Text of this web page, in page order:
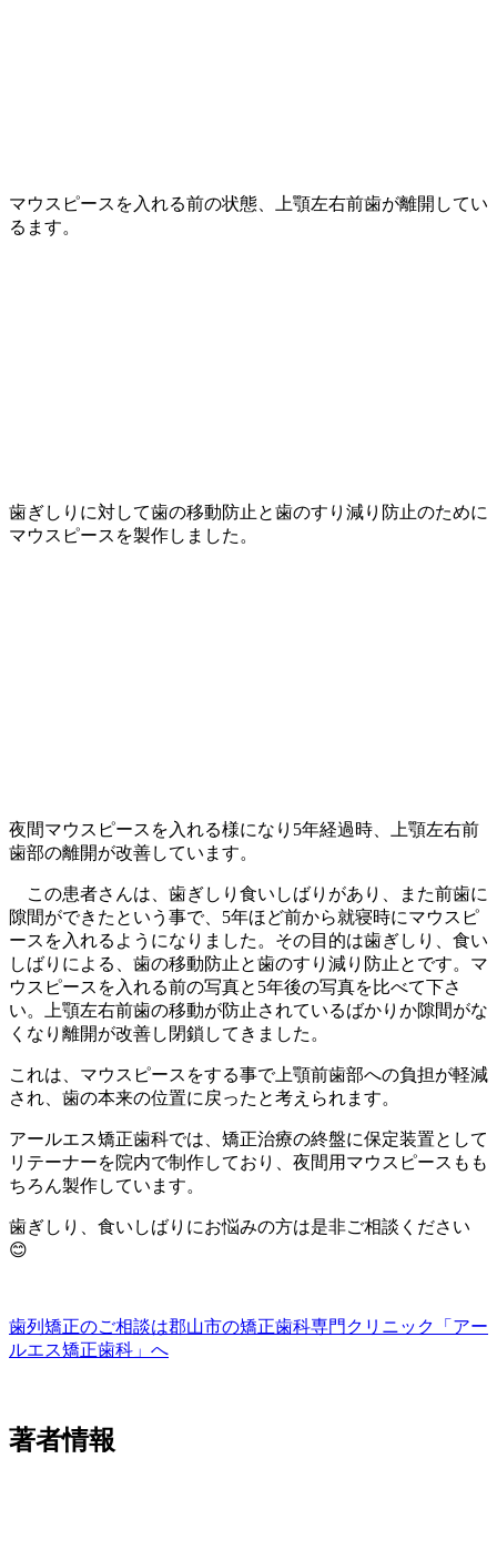
マウスピースを入れる前の状態、上顎左右前歯が離開してい
るます。
歯ぎしりに対して歯の移動防止と歯のすり減り防止のために
マウスピースを製作しました。
夜間マウスピースを入れる様になり 5年経過時、上顎左右前
歯部の離開が改善しています。
この患者さんは、歯ぎしり食いしばりがあり、また前歯に
隙間ができたという事で、 5年ほど前から就寝時にマウスピ
ースを入れるようになりました。その目的は歯ぎしり、食い
しばりによる、歯の移動防止と歯のすり減り防止とです。マ
ウスピースを入れる前の写真と 5年後の写真を比べて下さ
い。上顎左右前歯の移動が防止されているばかりか隙間がな
くなり離開が改善し閉鎖してきました。
これは、マウスピースをする事で上顎前歯部への負担が軽減
され、歯の本来の位置に戻ったと考えられます。
アールエス矯正歯科では、矯正治療の終盤に保定装置として
リテーナーを院内で制作しており、夜間用マウスピースもも
ちろん製作しています。
歯ぎしり、食いしばりにお悩みの方は是非ご相談ください
😊
歯列矯正のご相談は郡山市の矯正歯科専門クリニック「アー
ルエス矯正歯科」へ
著者情報